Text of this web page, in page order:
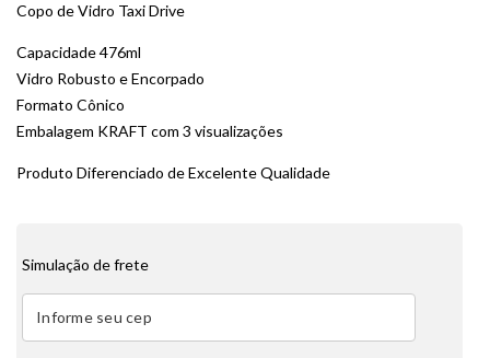
Copo de Vidro Taxi Drive
Capacidade 476ml
Vidro Robusto e Encorpado
Formato Cônico
Embalagem KRAFT com 3 visualizações
Produto Diferenciado de Excelente Qualidade
Simulação de frete